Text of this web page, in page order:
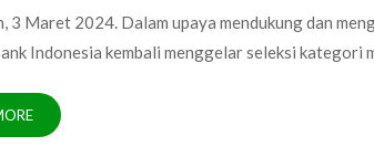
3 Maret 2024. Dalam upaya mendukung dan
Indonesia kembali menggelar seleksi